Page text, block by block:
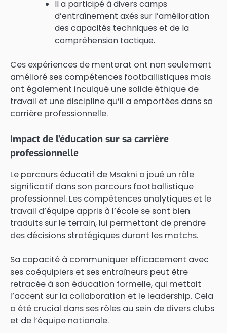
Il a participé à divers camps
d’entraînement axés sur l’amélioration
des capacités techniques et de la
compréhension tactique.
Ces expériences de mentorat ont non seulement
amélioré ses compétences footballistiques mais
ont également inculqué une solide éthique de
travail et une discipline qu’il a emportées dans sa
carrière professionnelle.
Impact de l’éducation sur sa carrière
professionnelle
Le parcours éducatif de Msakni a joué un rôle
significatif dans son parcours footballistique
professionnel. Les compétences analytiques et le
travail d’équipe appris à l’école se sont bien
traduits sur le terrain, lui permettant de prendre
des décisions stratégiques durant les matchs.
Sa capacité à communiquer efficacement avec
ses coéquipiers et ses entraîneurs peut être
retracée à son éducation formelle, qui mettait
l’accent sur la collaboration et le leadership. Cela
a été crucial dans ses rôles au sein de divers clubs
et de l’équipe nationale.